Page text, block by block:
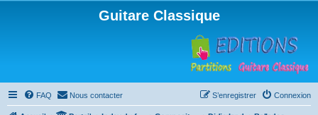
Guitare Classique
FAQ Nous contacter Connexion
S’enregistrer